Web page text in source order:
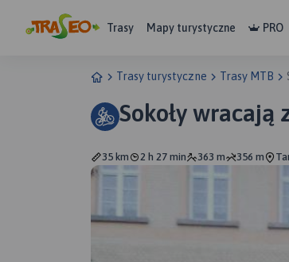
Trasy Mapy turystyczne PRO
Trasy turystyczne Trasy MTB
Sokoły wracają
35 km 2 h 27 min 363 m 356 m